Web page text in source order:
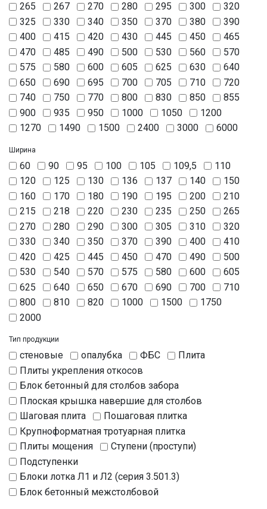
265
267 270 280 295 300
320
325
330 340 350 370 380
390
400
415 420 430 445 450
465
470
485 490 500 530 560
570
575
580 600 605 625 630
640
650
690 695 700 705 710
720
740
750 770 800 830 850
855
900
935 950 1000 1050
1200
1270
1490 1500 2400 3000 6000
Ширина
60 90 95 100 105 109,5
110
120
125 130 136 137 140
150
160
170 180 190 195 200
210
215
218 220 230 235 250
265
270
280 290 300 305 310
320
330
340 350 370 390 400
410
420
425 445 450 470 490
500
530
540 570 575 580 600
605
625
640 650 670 690 700
710
800
810 820 1000 1500
1750
2000
Тип продукции
стеновые опалубка ФБС
Плита
Плиты укрепления откосов
Блок бетонный для столбов забора
Плоская крышка навершие для столбов
Шаговая плита
Пошаговая плитка
Крупноформатная тротуарная плитка
Плиты мощения
Ступени (проступи)
Подступенки
Блоки лотка Л1 и Л2 (серия 3.501.3)
Блок бетонный межстолбовой